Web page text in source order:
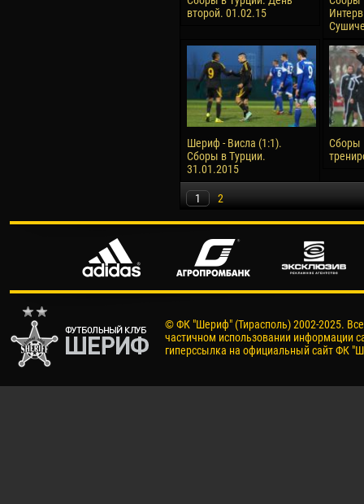
второй. 01.02.15
Шериф - Висла (1:1).
Сборы в Турции.
31.01.2015
Сборы
1 2
© ФК "Шериф" (Тирасполь) 2002-2025.
частичном использовании информации
гиперссылка на официальный сайт ФК